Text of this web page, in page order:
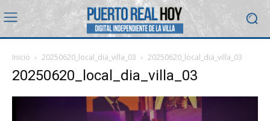
Inicio 20250620_local_dia_villa_03 20250620_local_dia_villa_03
20250620_local_dia_villa_03